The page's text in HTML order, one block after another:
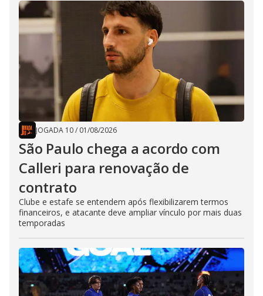
JOGADA 10/ 01/08/2026
São Paulo chega a acordo com
Calleri para renovação de
contrato
Clube e estafe se entendem após flexibilizarem termos
financeiros, e atacante deve ampliar vínculo por mais duas
temporadas